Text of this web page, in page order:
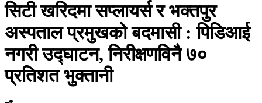
सिटी खरिदमा सप्लायर्स र भक्तपुर
अस्पताल प्रमुखको बदमासी : पिडिआई
नगरी उद्घाटन, निरीक्षणविनै ७०
प्रतिशत भुक्तानी